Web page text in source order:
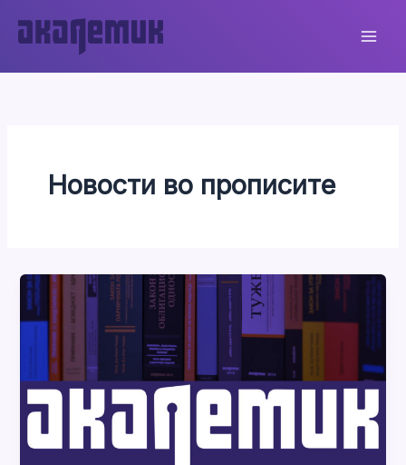
content
Новости во прописите